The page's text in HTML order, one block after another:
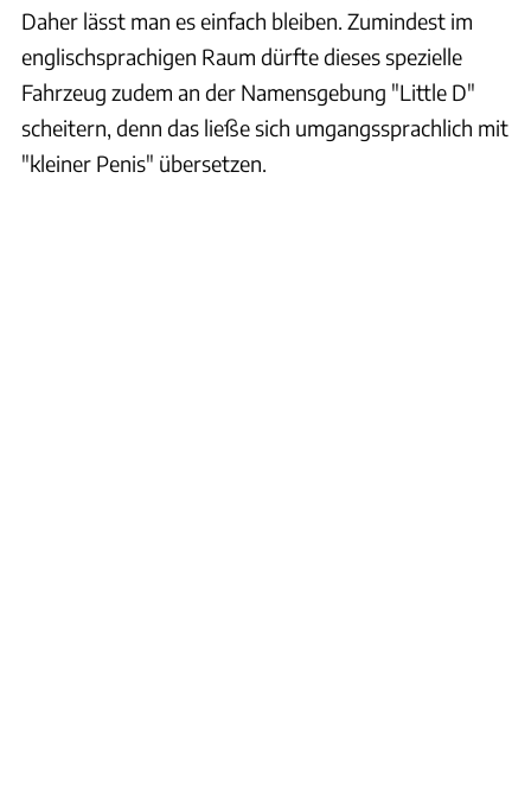
Daher lässt man es einfach bleiben. Zumindest im
englischsprachigen Raum dürfte dieses spezielle
Fahrzeug zudem an der Namensgebung "Little D"
scheitern, denn das ließe sich umgangssprachlich mit
"kleiner Penis" übersetzen.